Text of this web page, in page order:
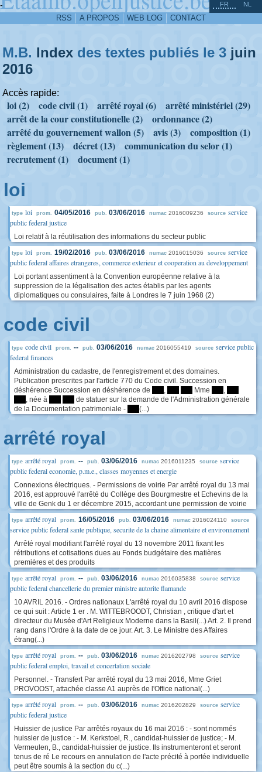
-
RSS A PROPOS WEB LOG CONTACT
FR NL
M.B. Index des textes publiés le 3 juin
2016
Accès rapide:
loi (2) code civil (1) arrêté royal (6)
arrêté ministériel (29)
arrêt de la cour constitutionelle (2)
ordonnance (2)
arrêté du gouvernement wallon (5)
avis (3)
composition (1)
règlement (13)
décret (13)
communication du selor (1)
recrutement (1)
document (1)
loi
type loi prom. 04/05/2016 pub. 03/06/2016 numac 2016009236 source service
public federal justice
Loi relatif à la réutilisation des informations du secteur public
type loi prom. 19/02/2016 pub. 03/06/2016 numac 2016015036 source service
public federal affaires etrangeres, commerce exterieur et cooperation au developpement
Loi portant assentiment à la Convention européenne relative à la
suppression de la légalisation des actes établis par les agents
diplomatiques ou consulaires, faite à Londres le 7 juin 1968 (2)
code civil
type code civil prom. -- pub. 03/06/2016 numac 2016055419 source service public
federal finances
Administration du cadastre, de l'enregistrement et des domaines.
Publication prescrites par l'article 770 du Code civil. Succession en
déshérence Succession en déshérence de
, Mme ,
, née à
de statuer sur la demande de l'Administration générale
de la Documentation patrimoniale -
(...)
arrêté royal
type arrêté royal prom. -- pub. 03/06/2016 numac 2016011235 source service
public federal economie, p.m.e., classes moyennes et energie
Connexions électriques. - Permissions de voirie Par arrêté royal du 13 mai
2016, est approuvé l'arrêté du Collège des Bourgmestre et Echevins de la
ville de Genk du 1 er décembre 2015, accordant une permission de voirie
type arrêté royal prom. 16/05/2016 pub. 03/06/2016 numac 2016024110 source
service public federal sante publique, securite de la chaine alimentaire et environnement
Arrêté royal modifiant l'arrêté royal du 13 novembre 2011 fixant les
rétributions et cotisations dues au Fonds budgétaire des matières
premières et des produits
type arrêté royal prom. -- pub. 03/06/2016 numac 2016035838 source service
public federal chancellerie du premier ministre autorite flamande
10 AVRIL 2016. - Ordres nationaux L'arrêté royal du 10 avril 2016 dispose
ce qui suit : Article 1 er . M. WITTEBROODT, Christian , critique d'art et
directeur du Musée d'Art Religieux Moderne dans la Basil(...) Art. 2. Il prend
rang dans l'Ordre à la date de ce jour. Art. 3. Le Ministre des Affaires
étrang(...)
type arrêté royal prom. -- pub. 03/06/2016 numac 2016202798 source service
public federal emploi, travail et concertation sociale
Personnel. - Transfert Par arrêté royal du 13 mai 2016, Mme Griet
PROVOOST, attachée classe A1 auprès de l'Office national(...)
type arrêté royal prom. -- pub. 03/06/2016 numac 2016202829 source service
public federal justice
Huissier de justice Par arrêtés royaux du 16 mai 2016 : - sont nommés
huissier de justice : - M. Kerkstoel, R., candidat-huissier de justice; - M.
Vermeulen, B., candidat-huissier de justice. Ils instrumenteront et seront
tenus de ré Le recours en annulation de l'acte précité à portée individuelle
peut être soumis à la section du c(...)
^